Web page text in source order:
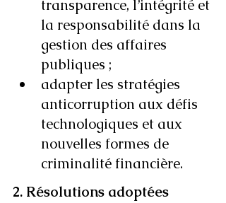
transparence, l’intégrité et
la responsabilité dans la
gestion des affaires
publiques ;
adapter les stratégies
anticorruption aux défis
technologiques et aux
nouvelles formes de
criminalité financière.
2. Résolutions adoptées